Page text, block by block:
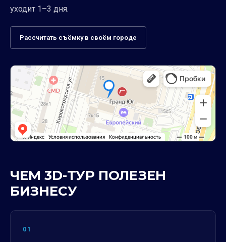
уходит 1–3 дня.
Рассчитать съёмку в своём городе
ЧЕМ 3D-ТУР ПОЛЕЗЕН
БИЗНЕСУ
01